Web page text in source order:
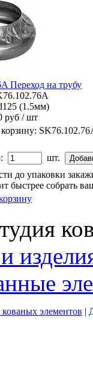
Переход на трубу
(1.5мм)
руб / шт
шт.
до упаковки
быстрее собрать
кованых элементов |